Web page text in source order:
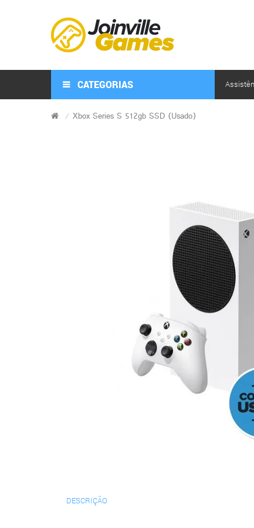
CATEGORIAS
Xbox Series S 512gb SSD (Usado)
DESCRIÇÃO